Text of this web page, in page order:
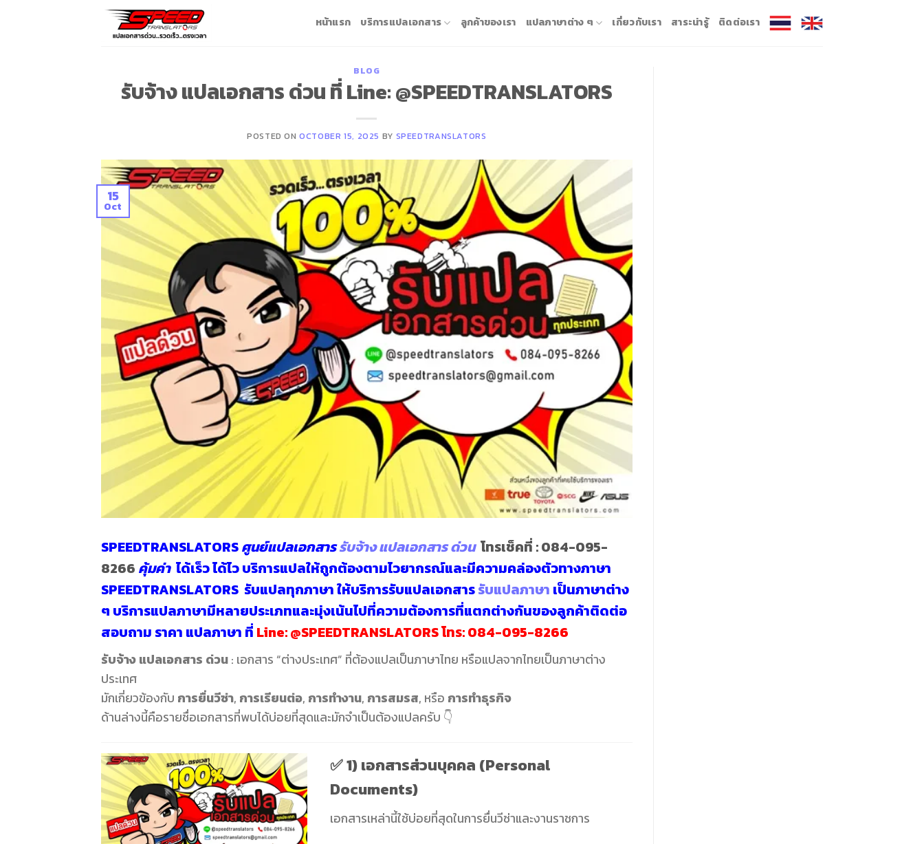
หน้าแรก บริการแปลเอกสาร ลูกค้าของเรา แปลภาษาต่าง ๆ เกี่ยวกับเรา สาระน่ารู้ ติดต่อเรา
BLOG
รับจ้าง แปลเอกสาร ด่วน ที่ Line: @SPEEDTRANSLATORS
POSTED ONOCTOBER 15, 2025 BY SPEEDTRANSLATORS
15
Oct
SPEEDTRANSLATORSศูนย์แปลเอกสารรับจ้าง แปลเอกสาร ด่วน โทรเช็คที่ :084-095-
8266 คุ้มค่า ได้เร็ว ได้ไว บริการแปลให้ถูกต้องตามไวยากรณ์และมีความคล่องตัวทางภาษา
SPEEDTRANSLATORS รับแปลทุกภาษาให้บริการรับแปลเอกสารรับแปลภาษา เป็นภาษาต่าง
ๆ บริการแปลภาษามีหลายประเภทและมุ่งเน้นไปที่ความต้องการที่แตกต่างกันของลูกค้าติดต่อ
สอบถาม ราคา แปลภาษา ที่ Line:@SPEEDTRANSLATORSโทร:084-095-8266
รับจ้าง แปลเอกสาร ด่วน: เอกสาร “ต่างประเทศ” ที่ต้องแปลเป็นภาษาไทย หรือแปลจากไทยเป็นภาษาต่าง
ประเทศ
มักเกี่ยวข้องกับ การยื่นวีซ่า, การเรียนต่อ, การทำงาน, การสมรส, หรือ การทำธุรกิจ
ด้านล่างนี้คือรายชื่อเอกสารที่พบได้บ่อยที่สุดและมักจำเป็นต้องแปลครับ 👇
✅1) เอกสารส่วนบุคคล (Personal
Documents)
เอกสารเหล่านี้ใช้บ่อยที่สุดในการยื่นวีซ่าและงานราชการ